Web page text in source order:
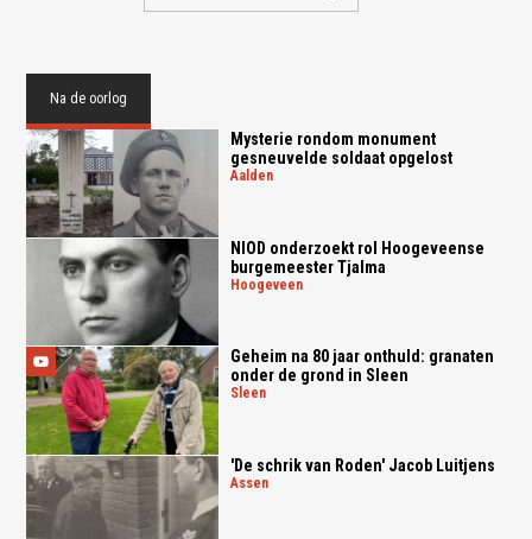
Na de oorlog
Mysterie rondom monument
gesneuvelde soldaat opgelost
aalden
NIOD onderzoekt rol Hoogeveense
burgemeester Tjalma
hoogeveen
Geheim na 80 jaar onthuld: granaten
onder de grond in Sleen
sleen
'De schrik van Roden' Jacob Luitjens
assen